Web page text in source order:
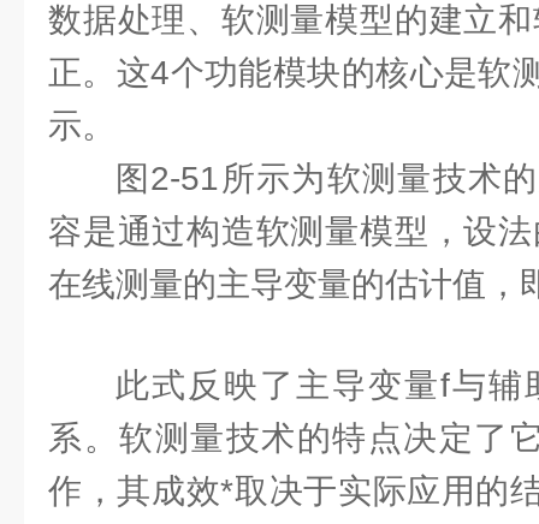
数据处理、软测量模型的建立
正。这4个功能模块的核心是软
示。
图2-51所示为软测量技术
容是通过构造软测量模型，设
在线测量的主导变量的估计值，
此式反映了主导变量f与
系。软测量技术的特点决定了
作，其成效*取决于实际应用的